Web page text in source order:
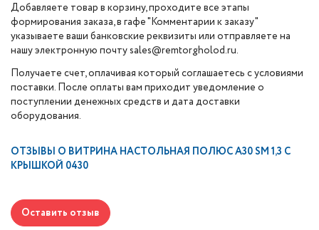
Добавляете товар в корзину, проходите все этапы
формирования заказа, в гафе "Комментарии к заказу"
указываете ваши банковские реквизиты или отправляете на
нашу электронную почту sales@remtorgholod.ru.
Получаете счет, оплачивая который соглашаетесь с условиями
поставки. После оплаты вам приходит уведомление о
поступлении денежных средств и дата доставки
оборудования.
ОТЗЫВЫ О ВИТРИНА НАСТОЛЬНАЯ ПОЛЮС А30 SM 1,3 С
КРЫШКОЙ 0430
Оставить отзыв